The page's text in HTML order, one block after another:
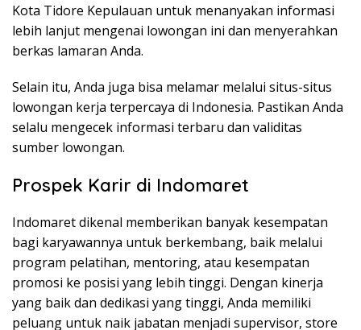
Kota Tidore Kepulauan untuk menanyakan informasi
lebih lanjut mengenai lowongan ini dan menyerahkan
berkas lamaran Anda.
Selain itu, Anda juga bisa melamar melalui situs-situs
lowongan kerja terpercaya di Indonesia. Pastikan Anda
selalu mengecek informasi terbaru dan validitas
sumber lowongan.
Prospek Karir di Indomaret
Indomaret dikenal memberikan banyak kesempatan
bagi karyawannya untuk berkembang, baik melalui
program pelatihan, mentoring, atau kesempatan
promosi ke posisi yang lebih tinggi. Dengan kinerja
yang baik dan dedikasi yang tinggi, Anda memiliki
peluang untuk naik jabatan menjadi supervisor, store